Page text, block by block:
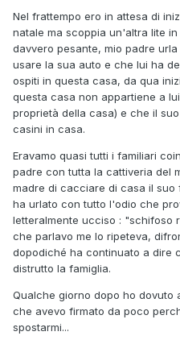
Nel frattempo ero in attesa di
natale ma scoppia un'altra lite
davvero pesante, mio padre
usare la sua auto e che lui ha
ospiti in questa casa, da qua
questa casa non appartiene a
proprietà della casa) e che il
casini in casa.
Eravamo quasi tutti i familiari
padre con tutta la cattiveria del
madre di cacciare di casa il suo
ha urlato con tutto l'odio che
letteralmente ucciso : "schifoso
che parlavo me lo ripeteva,
dopodiché ha continuato a dire
distrutto la famiglia.
Qualche giorno dopo ho dovuto
che avevo firmato da poco
spostarmi...